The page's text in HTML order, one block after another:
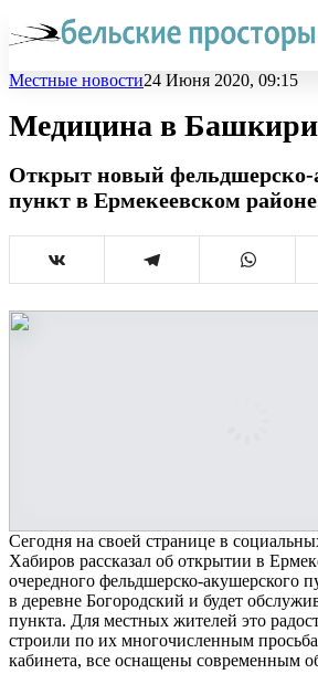
Местные новости24 Июня 2020, 09:15
Медицина в
Открыт новый фельдшерско-
пункт в Ермекеевском
Сегодня на своей странице в
Хабиров рассказал об открытии в
очередного фельдшерско-акушерского
в деревне Богородский и будет
пункта. Для местных жителей это
строили по их многочисленным
кабинета, все оснащены современным